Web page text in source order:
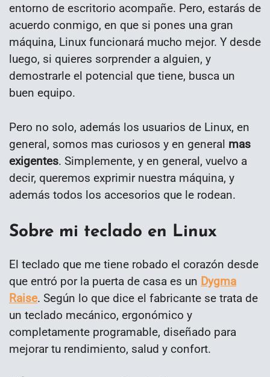
entorno de escritorio acompañe. Pero, estarás de
acuerdo conmigo, en que si pones una gran
máquina, Linux funcionará mucho mejor. Y desde
luego, si quieres sorprender a alguien, y
demostrarle el potencial que tiene, busca un
buen equipo.
Pero no solo, además los usuarios de Linux, en
general, somos mas curiosos y en general mas
exigentes. Simplemente, y en general, vuelvo a
decir, queremos exprimir nuestra máquina, y
además todos los accesorios que le rodean.
Sobre mi teclado en Linux
El teclado que me tiene robado el corazón desde
que entró por la puerta de casa es un Dygma
Raise. Según lo que dice el fabricante se trata de
un teclado mecánico, ergonómico y
completamente programable, diseñado para
mejorar tu rendimiento, salud y confort.